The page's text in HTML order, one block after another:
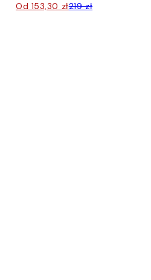
Od 153,30 zł219 zł